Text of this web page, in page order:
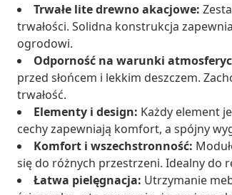
Trwałe lite drewno akacjowe:
trwałości. Solidna konstrukcja
ogrodowi.
Odporność na warunki
przed słońcem i lekkim deszczem.
trwałość.
Elementy i design: Każdy element
cechy zapewniają komfort, a spójny
Komfort i wszechstronność:
się do różnych przestrzeni. Idealny do
Łatwa pielęgnacja: Utrzymanie